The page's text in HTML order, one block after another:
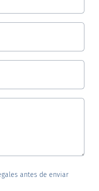
antes de enviar